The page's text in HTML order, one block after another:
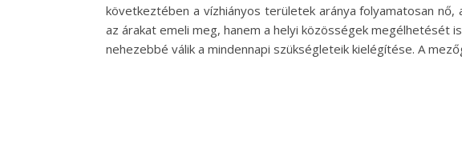
következtében a vízhiányos területek aránya folyamatosan
az árakat emeli meg, hanem a helyi közösségek megélhetését
nehezebbé válik a mindennapi szükségleteik kielégítése. A